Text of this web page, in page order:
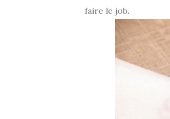
faire le job.